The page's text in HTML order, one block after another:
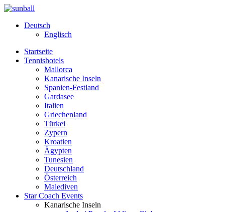
Deutsch
Englisch
Startseite
Tennishotels
Mallorca
Kanarische Inseln
Spanien-Festland
Gardasee
Italien
Griechenland
Türkei
Zypern
Kroatien
Ägypten
Tunesien
Deutschland
Österreich
Malediven
Star Coach Events
Kanarische Inseln